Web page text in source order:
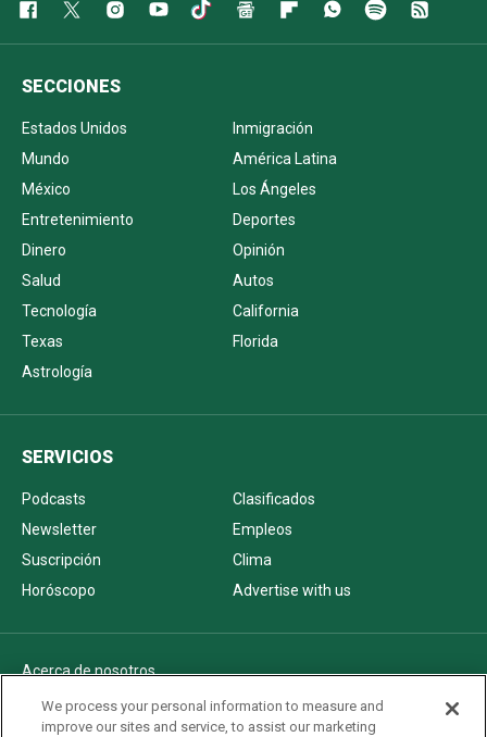
SECCIONES
Estados Unidos
Inmigración
Mundo
América Latina
México
Los Ángeles
Entretenimiento
Deportes
Dinero
Opinión
Salud
Autos
Tecnología
California
Texas
Florida
Astrología
SERVICIOS
Podcasts
Clasificados
Newsletter
Empleos
Suscripción
Clima
Horóscopo
Advertise with us
Acerca de nosotros
Politica de privacidad
Pautas Editoriales
We process your personal information to measure and
improve our sites and service, to assist our marketing